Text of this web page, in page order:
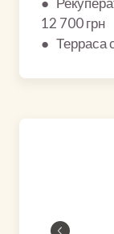
12 700 грн
● Терраса